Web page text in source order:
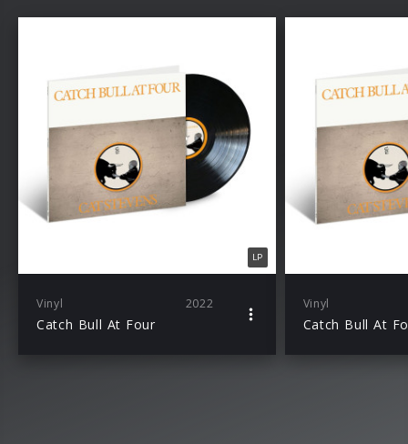
LP
Vinyl 2022
Catch Bull At Four
Vinyl
Catch Bull At